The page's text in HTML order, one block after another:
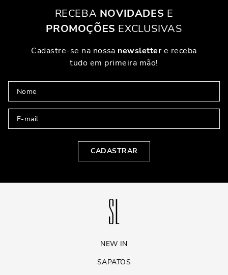
RECEBA NOVIDADES E
PROMOÇÕES EXCLUSIVAS
Cadastre-se na nossa newslettere receba
tudo em primeira mão!
CADASTRAR
NEW IN
SAPATOS